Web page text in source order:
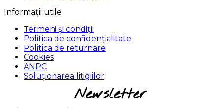
Informații utile
Termeni și condiții
Politica de confidențialitate
Politica de returnare
Cookies
ANPC
Soluționarea litigiilor
Newsletter